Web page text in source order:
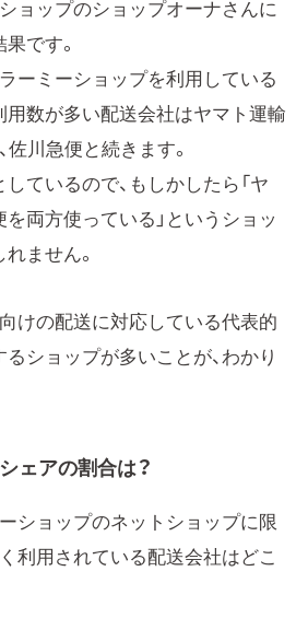
ョップのショップオーナさんに
です。
ーミーショップを利用している
用数が多い配送会社はヤマト運輸
佐川急便と続きます。
ているので、もしかしたら「ヤ
両方使っている」というショッ
ません。
けの配送に対応している代表的
ショップが多いことが、わかり
ェアの割合は？
ショップのネットショップに限
利用されている配送会社はどこ